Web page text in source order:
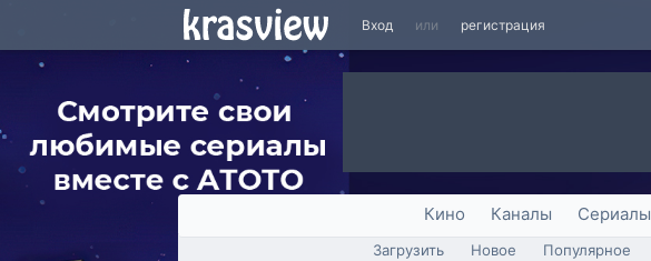
Вход или регистрация
Кино Каналы Сериалы
Загрузить Новое Популярное